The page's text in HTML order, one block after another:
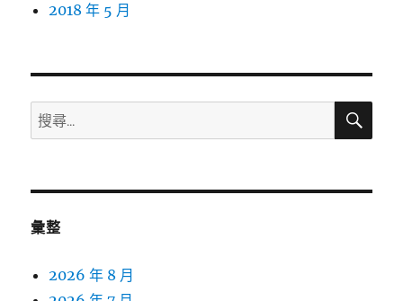
2018 年 5 月
搜
尋
鍵
搜
彙整
2026 年 8 月